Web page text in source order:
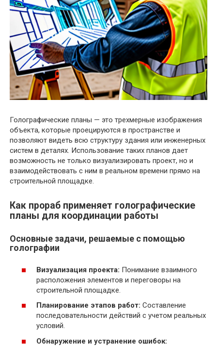
Голографические планы — это трехмерные изображения
объекта, которые проецируются в пространстве и
позволяют видеть всю структуру здания или инженерных
систем в деталях. Использование таких планов дает
возможность не только визуализировать проект, но и
взаимодействовать с ним в реальном времени прямо на
строительной площадке.
Как прораб применяет голографические
планы для координации работы
Основные задачи, решаемые с помощью
голографии
Визуализация проекта: Понимание взаимного
расположения элементов и переговоры на
строительной площадке.
Планирование этапов работ: Составление
последовательности действий с учетом реальных
условий.
Обнаружение и устранение ошибок: